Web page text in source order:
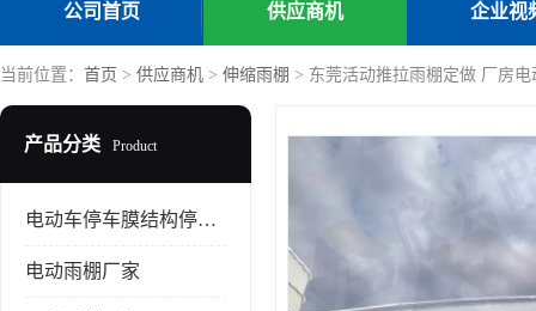
公司首页 供应商机 企业视
当前位置： 首页 > 供应商机 > 伸缩雨棚 > 东莞活动推拉雨棚定做 厂房
产品分类 Product
电动车停车膜结构停车棚
电动雨棚厂家